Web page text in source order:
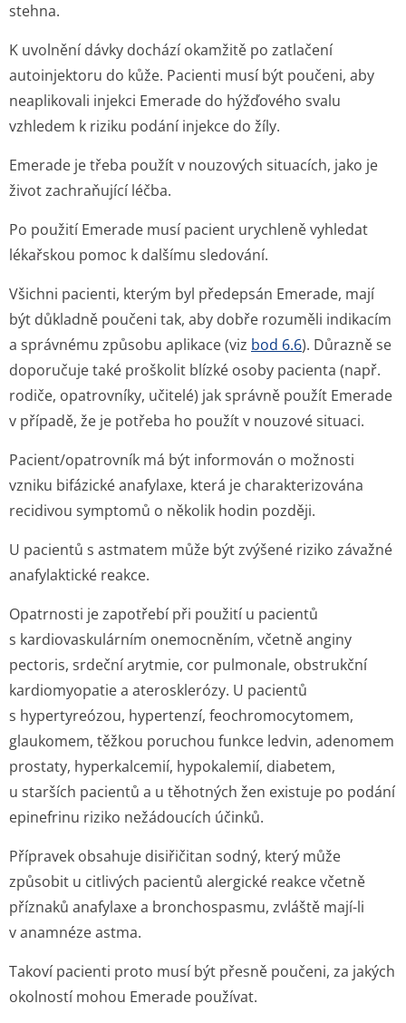
stehna.
K uvolnění dávky dochází okamžitě po zatlačení
autoinjektoru do kůže. Pacienti musí být poučeni, aby
neaplikovali injekci Emerade do hýžďového svalu
vzhledem k riziku podání injekce do žíly.
Emerade je třeba použít v nouzových situacích, jako je
život zachraňující léčba.
Po použití Emerade musí pacient urychleně vyhledat
lékařskou pomoc k dalšímu sledování.
Všichni pacienti, kterým byl předepsán Emerade, mají
být důkladně poučeni tak, aby dobře rozuměli indikacím
a správnému způsobu aplikace (viz bod 6.6). Důrazně se
doporučuje také proškolit blízké osoby pacienta (např.
rodiče, opatrovníky, učitelé) jak správně použít Emerade
v případě, že je potřeba ho použít v nouzové situaci.
Pacient/opatrovník má být informován o možnosti
vzniku bifázické anafylaxe, která je charakterizována
recidivou symptomů o několik hodin později.
U pacientů s astmatem může být zvýšené riziko závažné
anafylaktické reakce.
Opatrnosti je zapotřebí při použití u pacientů
s kardiovaskulárním onemocněním, včetně anginy
pectoris, srdeční arytmie, cor pulmonale, obstrukční
kardiomyopatie a aterosklerózy. U pacientů
s hypertyreózou, hypertenzí, feochromocytomem,
glaukomem, těžkou poruchou funkce ledvin, adenomem
prostaty, hyperkalcemií, hypokalemií, diabetem,
u starších pacientů a u těhotných žen existuje po podání
epinefrinu riziko nežádoucích účinků.
Přípravek obsahuje disiřičitan sodný, který může
způsobit u citlivých pacientů alergické reakce včetně
příznaků anafylaxe a bronchospasmu, zvláště mají-li
v anamnéze astma.
Takoví pacienti proto musí být přesně poučeni, za jakých
okolností mohou Emerade používat.